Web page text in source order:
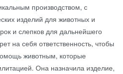
производством, с
изделий для животных и
и слепков для дальнейшего
на себя ответственность, чтобы
животным, которые
Она назначила изделие,